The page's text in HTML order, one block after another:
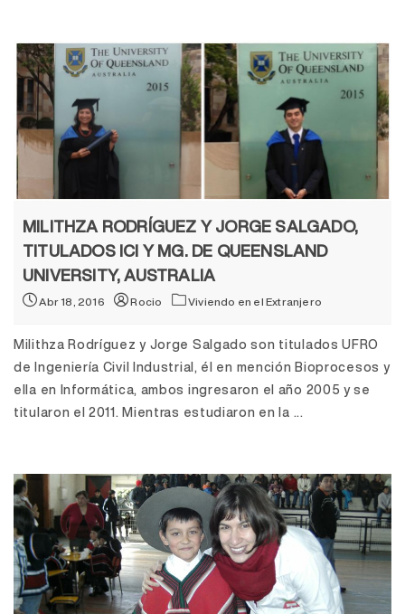
MILITHZA RODRÍGUEZ Y JORGE SALGADO,
TITULADOS ICI Y MG. DE QUEENSLAND
UNIVERSITY, AUSTRALIA
Abr 18, 2016 Rocio Viviendo en el Extranjero
Milithza Rodríguez y Jorge Salgado son titulados UFRO
de Ingeniería Civil Industrial, él en mención Bioprocesos y
ella en Informática, ambos ingresaron el año 2005 y se
titularon el 2011. Mientras estudiaron en la ...